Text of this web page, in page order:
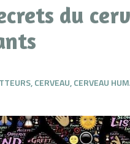
du
,CERVEAU,CERVEAU